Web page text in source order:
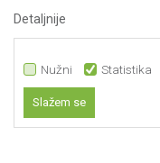
Detaljnije
Nužni Statistika
Slažem se